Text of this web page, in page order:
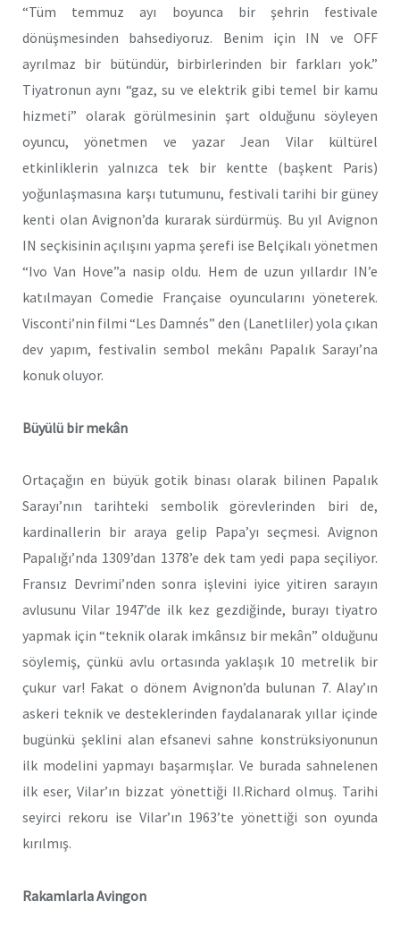
“Tüm temmuz ayı boyunca bir şehrin festivale
dönüşmesinden bahsediyoruz. Benim için IN ve OFF
ayrılmaz bir bütündür, birbirlerinden bir farkları yok.”
Tiyatronun aynı “gaz, su ve elektrik gibi temel bir kamu
hizmeti” olarak görülmesinin şart olduğunu söyleyen
oyuncu, yönetmen ve yazar Jean Vilar kültürel
etkinliklerin yalnızca tek bir kentte (başkent Paris)
yoğunlaşmasına karşı tutumunu, festivali tarihi bir güney
kenti olan Avignon’da kurarak sürdürmüş. Bu yıl Avignon
IN seçkisinin açılışını yapma şerefi ise Belçikalı yönetmen
“Ivo Van Hove”a nasip oldu. Hem de uzun yıllardır IN’e
katılmayan Comedie Française oyuncularını yöneterek.
Visconti’nin filmi “Les Damnés” den (Lanetliler) yola çıkan
dev yapım, festivalin sembol mekânı Papalık Sarayı’na
konuk oluyor.
Büyülü bir mekân
Ortaçağın en büyük gotik binası olarak bilinen Papalık
Sarayı’nın tarihteki sembolik görevlerinden biri de,
kardinallerin bir araya gelip Papa’yı seçmesi. Avignon
Papalığı’nda 1309’dan 1378’e dek tam yedi papa seçiliyor.
Fransız Devrimi’nden sonra işlevini iyice yitiren sarayın
avlusunu Vilar 1947’de ilk kez gezdiğinde, burayı tiyatro
yapmak için “teknik olarak imkânsız bir mekân” olduğunu
söylemiş, çünkü avlu ortasında yaklaşık 10 metrelik bir
çukur var! Fakat o dönem Avignon’da bulunan 7. Alay’ın
askeri teknik ve desteklerinden faydalanarak yıllar içinde
bugünkü şeklini alan efsanevi sahne konstrüksiyonunun
ilk modelini yapmayı başarmışlar. Ve burada sahnelenen
ilk eser, Vilar’ın bizzat yönettiği II.Richard olmuş. Tarihi
seyirci rekoru ise Vilar’ın 1963’te yönettiği son oyunda
kırılmış.
Rakamlarla Avingon